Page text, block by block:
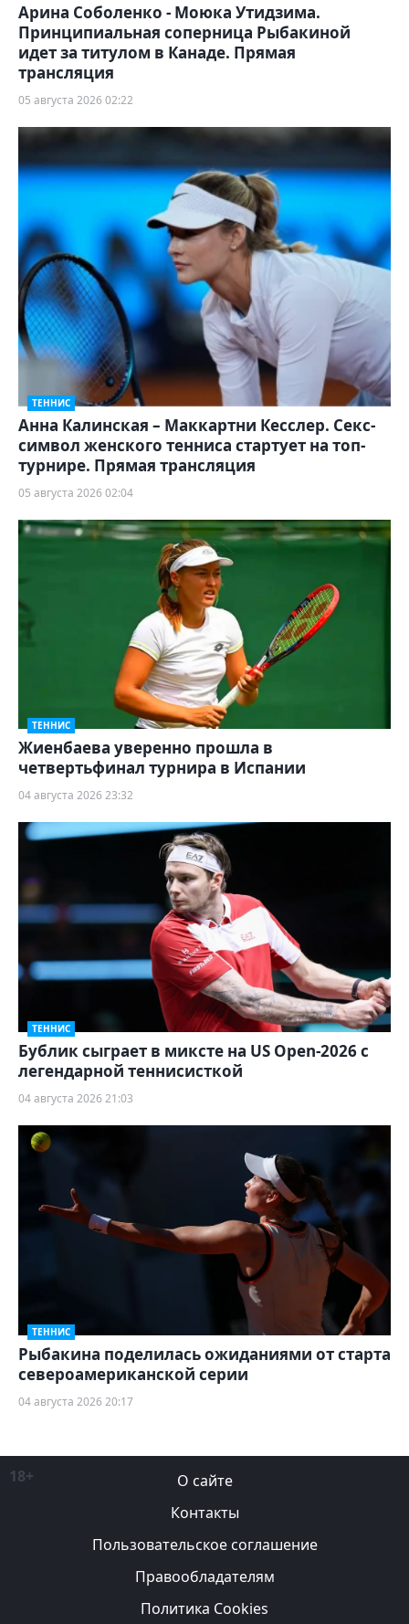
Арина Соболенко - Моюка Утидзима.
Принципиальная соперница Рыбакиной
идет за титулом в Канаде. Прямая
трансляция
05 августа 2026 02:22
ТЕННИС
Анна Калинская – Маккартни Кесслер. Секс-
символ женского тенниса стартует на топ-
турнире. Прямая трансляция
05 августа 2026 02:04
ТЕННИС
Жиенбаева уверенно прошла в
четвертьфинал турнира в Испании
04 августа 2026 23:32
ТЕННИС
Бублик сыграет в миксте на US Open-2026 с
легендарной теннисисткой
04 августа 2026 21:03
ТЕННИС
Рыбакина поделилась ожиданиями от старта
североамериканской серии
04 августа 2026 20:17
18+
О сайте
Контакты
Пользовательское соглашение
Правообладателям
Политика Cookies